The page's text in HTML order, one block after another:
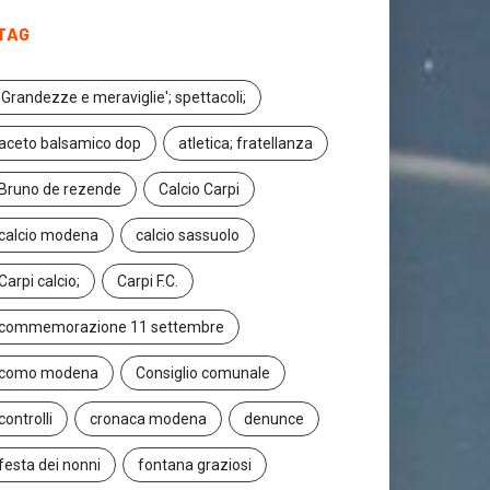
e meraviglie'; spettacoli;
balsamico dop atletica; fratellanza
de rezende Calcio Carpi
modena calcio sassuolo
calcio; Carpi F.C.
11 settembre
modena Consiglio comunale
cronaca modena denunce
dei nonni fontana graziosi